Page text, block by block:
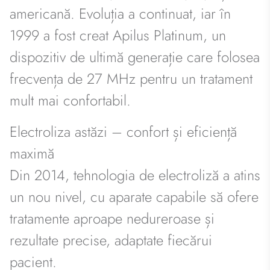
americană. Evoluția a continuat, iar în
1999 a fost creat Apilus Platinum, un
dispozitiv de ultimă generație care folosea
frecvența de 27 MHz pentru un tratament
mult mai confortabil.
Electroliza astăzi – confort și eficiență
maximă
Din 2014, tehnologia de electroliză a atins
un nou nivel, cu aparate capabile să ofere
tratamente aproape nedureroase și
rezultate precise, adaptate fiecărui
pacient.